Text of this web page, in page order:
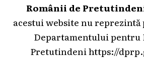
Românii de
acestui website nu reprezintă
Departamentului pentru
Pretutindeni https://